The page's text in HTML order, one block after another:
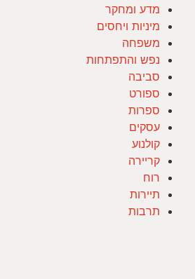
מדע ומחקר
מיניות ויחסים
משפחה
נפש והתפתחות
סביבה
ספורט
ספרות
עסקים
קולנוע
קריירה
רוח
תיירות
תרבות